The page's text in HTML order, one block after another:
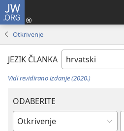
JW.ORG
Otkrivenje
JEZIK ČLANKA
Vidi revidirano izdanje (2020.)
ODABERITE
Biblijska